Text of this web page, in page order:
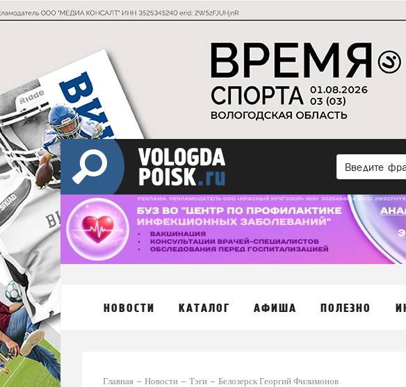
НОВОСТИ КАТАЛОГ АФИША ПОЛЕЗНО
Главная Новости Тэги Белозерск Георгий Филимонов